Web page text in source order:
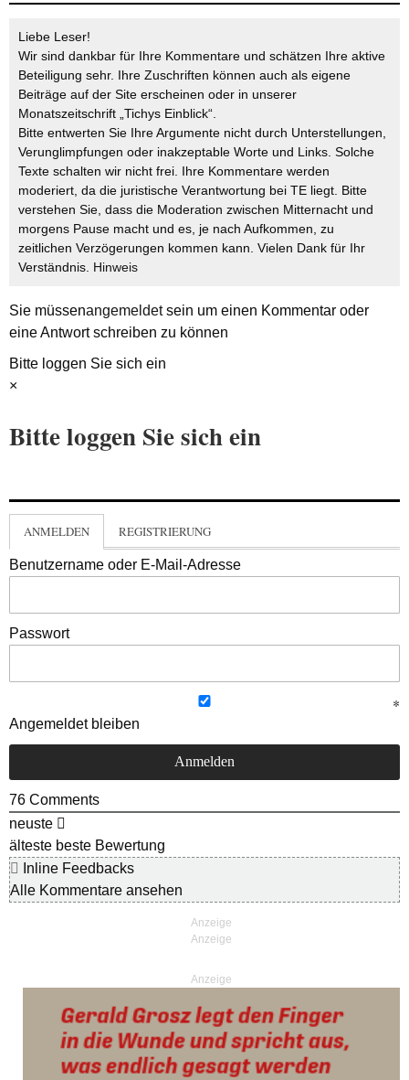
Liebe Leser!
Wir sind dankbar für Ihre Kommentare und schätzen Ihre aktive
Beteiligung sehr. Ihre Zuschriften können auch als eigene
Beiträge auf der Site erscheinen oder in unserer
Monatszeitschrift „Tichys Einblick“.
Bitte entwerten Sie Ihre Argumente nicht durch Unterstellungen,
Verunglimpfungen oder inakzeptable Worte und Links. Solche
Texte schalten wir nicht frei. Ihre Kommentare werden
moderiert, da die juristische Verantwortung bei TE liegt. Bitte
verstehen Sie, dass die Moderation zwischen Mitternacht und
morgens Pause macht und es, je nach Aufkommen, zu
zeitlichen Verzögerungen kommen kann. Vielen Dank für Ihr
Verständnis. Hinweis
Sie müssenangemeldetsein um einen Kommentar oder
eine Antwort schreiben zu können
Bitte loggen Sie sich ein
×
Bitte loggen Sie sich ein
ANMELDEN REGISTRIERUNG
Benutzername oder E-Mail-Adresse
Passwort
Angemeldet bleiben
76 Comments
neuste
älteste beste Bewertung
Inline Feedbacks
Alle Kommentare ansehen
Anzeige